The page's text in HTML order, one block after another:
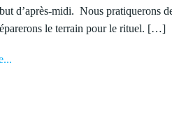
d’après-midi. Nous pratiquerons
le terrain pour le rituel. […]